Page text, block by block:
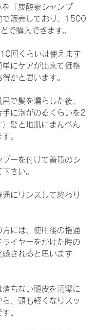
を「炭酸泉シャンプ
で販売しており、1500
で購入できます。
回くらいは使えます
単にケアが出来て価格
かと思います。
で髪を濡らした後、
手に泡がのるくらいを2
）髪と地肌にまんべん
。
プーを付けて普段のシ
さい。
にリンスして終わり
方には、使用後の指通
ライヤーをかけた時の
されると思います
落ちない頭皮を清潔に
ら、頭も軽くなりスッ
。